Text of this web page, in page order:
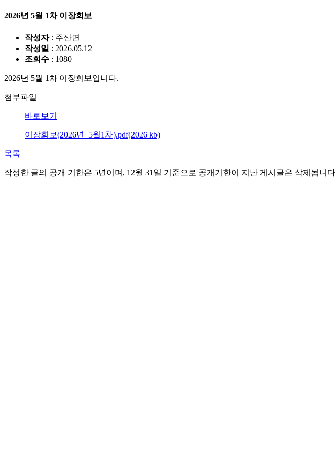
2026년 5월 1차 이장회보
작성자: 주산면
작성일 : 2026.05.12
조회수 : 1080
2026년 5월 1차 이장회보입니다.
첨부파일
바로보기
이장회보(2026년_5월1차).pdf(2026 kb)
목록
작성한 글의 공개 기한은 5년이며, 12월 31일 기준으로 공개기한이 지난 게시글은 삭제됩니다